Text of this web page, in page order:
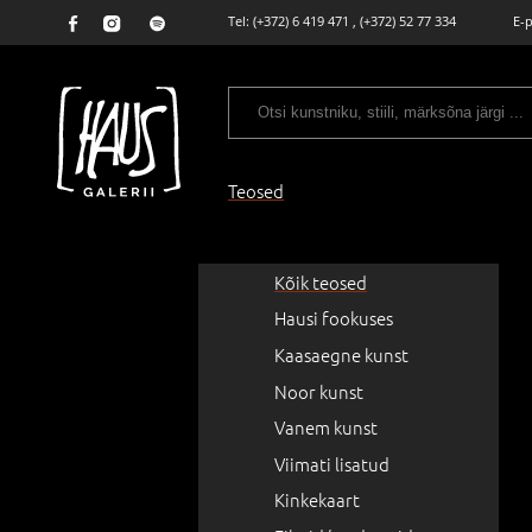
Tel: (+372) 6 419 471 , (+372) 52 77 334 E-
Teosed
Kõik teosed
Hausi fookuses
Kaasaegne kunst
Noor kunst
Vanem kunst
Viimati lisatud
Kinkekaart